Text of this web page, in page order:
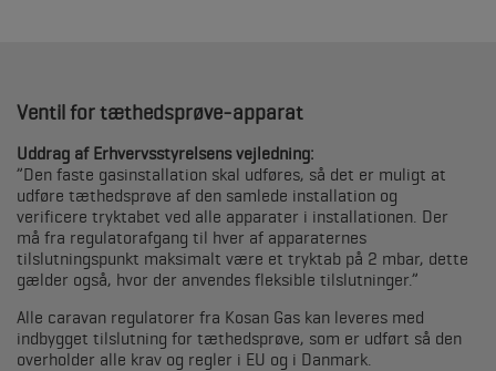
Ventil for tæthedsprøve-apparat
Uddrag af Erhvervsstyrelsens vejledning:
”Den faste gasinstallation skal udføres, så det er muligt at
udføre tæthedsprøve af den samlede installation og
verificere tryktabet ved alle apparater i installationen. Der
må fra regulatorafgang til hver af apparaternes
tilslutningspunkt maksimalt være et tryktab på 2 mbar, dette
gælder også, hvor der anvendes fleksible tilslutninger.”
Alle caravan regulatorer fra Kosan Gas kan leveres med
indbygget tilslutning for tæthedsprøve, som er udført så den
overholder alle krav og regler i EU og i Danmark.